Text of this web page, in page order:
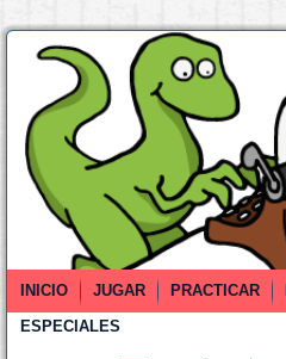
INICIO JUGAR PRACTICAR
ESPECIALES